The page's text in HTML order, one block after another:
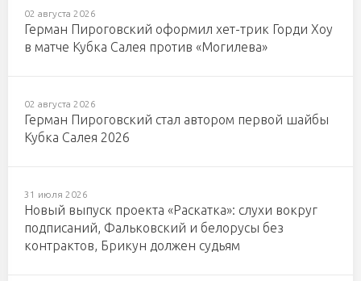
02 августа 2026
Герман Пироговский оформил хет-трик Горди Хоу
в матче Кубка Салея против «Могилева»
02 августа 2026
Герман Пироговский стал автором первой шайбы
Кубка Салея 2026
31 июля 2026
Новый выпуск проекта «Раскатка»: слухи вокруг
подписаний, Фальковский и белорусы без
контрактов, Брикун должен судьям